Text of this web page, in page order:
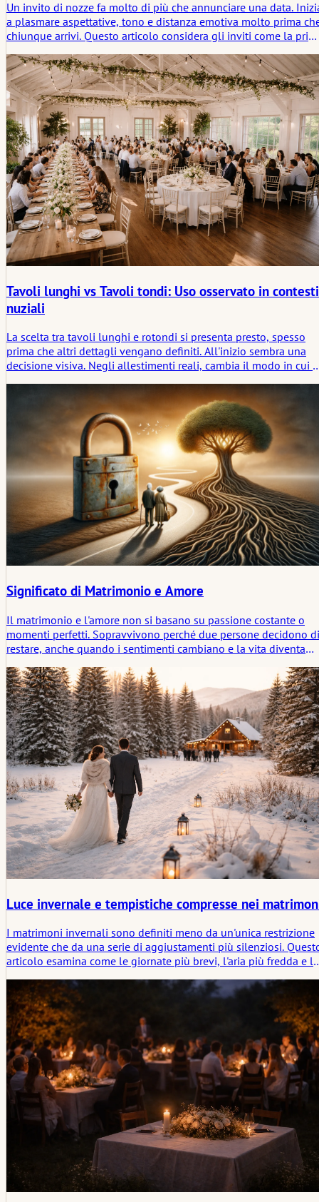
Un invito di nozze fa molto di più che annunciare una data.
a plasmare aspettative, tono e distanza emotiva molto prima
chiunque arrivi. Questo articolo considera gli inviti come la
e tempistica iniziano a preparare gli ospiti per la giornata che li
attende.
Tavoli lunghi vs Tavoli tondi: Uso osservato in contesti
nuziali
La scelta tra tavoli lunghi e rotondi si presenta presto, spesso
prima che altri dettagli vengano definiti. All'inizio sembra una
decisione visiva. Negli allestimenti reali, cambia il modo in cui
drastico, ma abbastanza da notarlo dopo poco tempo.
Significato di Matrimonio e Amore
Il matrimonio e l'amore non si basano su passione costante o
momenti perfetti. Sopravvivono perché due persone decidono di
restare, anche quando i sentimenti cambiano e la vita diventa
Cresce attraverso l'onestà, la responsabilità condivisa e la
volontà di scegliere l'altro ogni giorno—non perché sia facile,
perché è importante.
Luce invernale e tempistiche compresse nei
I matrimoni invernali sono definiti meno da un'unica restrizione
evidente che da una serie di aggiustamenti più silenziosi.
articolo esamina come le giornate più brevi, l'aria più fredda e le
serrate le transizioni e conferiscano alla giornata un ritmo più
ponderato.